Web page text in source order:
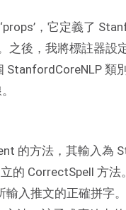
，它定義了
之後，我將標註器設
類
的方法，其輸入為
的 CorrectSpell 方法
輸入推文的正確拼字